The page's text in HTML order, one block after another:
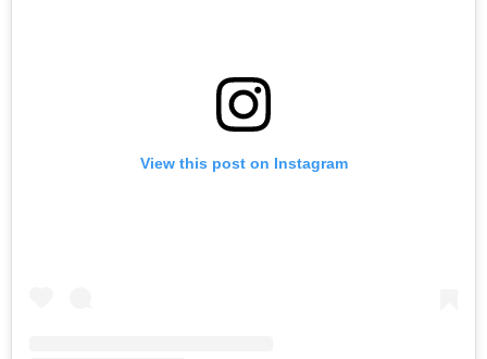
View this post on Instagram